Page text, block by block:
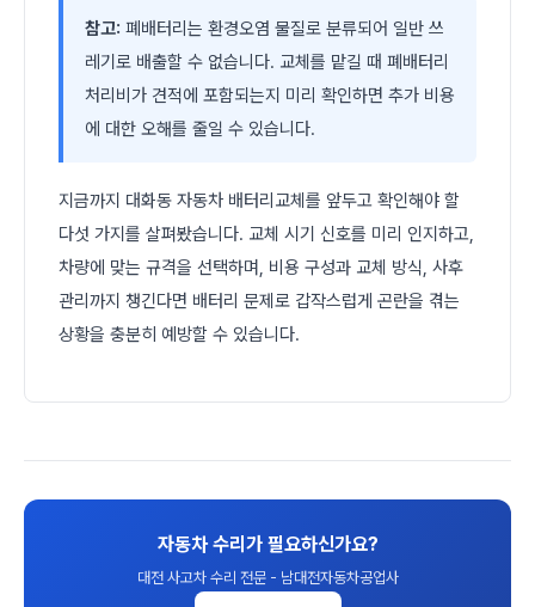
참고: 폐배터리는 환경오염 물질로 분류되어 일반 쓰
레기로 배출할 수 없습니다. 교체를 맡길 때 폐배터리
처리비가 견적에 포함되는지 미리 확인하면 추가 비용
에 대한 오해를 줄일 수 있습니다.
지금까지 대화동 자동차 배터리교체를 앞두고 확인해야 할
다섯 가지를 살펴봤습니다. 교체 시기 신호를 미리 인지하고,
차량에 맞는 규격을 선택하며, 비용 구성과 교체 방식, 사후
관리까지 챙긴다면 배터리 문제로 갑작스럽게 곤란을 겪는
상황을 충분히 예방할 수 있습니다.
자동차 수리가 필요하신가요?
대전 사고차 수리 전문 - 남대전자동차공업사